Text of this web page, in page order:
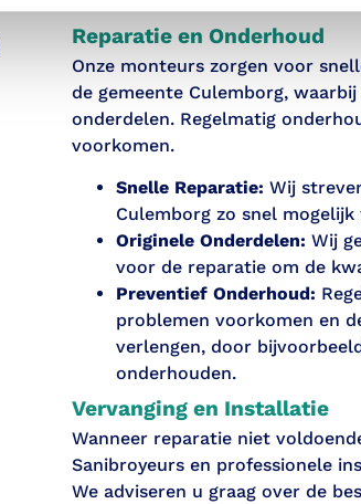
Reparatie en Onderhoud
Onze monteurs zorgen voor
de gemeente Culemborg,
onderdelen. Regelmatig
voorkomen.
Snelle Reparatie: Wij
Culemborg zo snel
Originele Onderdelen: Wij
voor de reparatie om de
Preventief Onderhoud:
problemen voorkomen en
verlengen, door
onderhouden.
Vervanging en Installatie
Wanneer reparatie niet
Sanibroyeurs en professionele
We adviseren u graag over de